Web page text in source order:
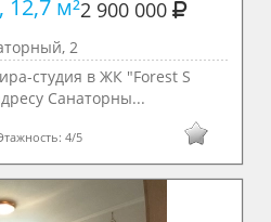
12,7 м² 2 900 000
2
студия в ЖК "Forest S
Санаторны...
4/5